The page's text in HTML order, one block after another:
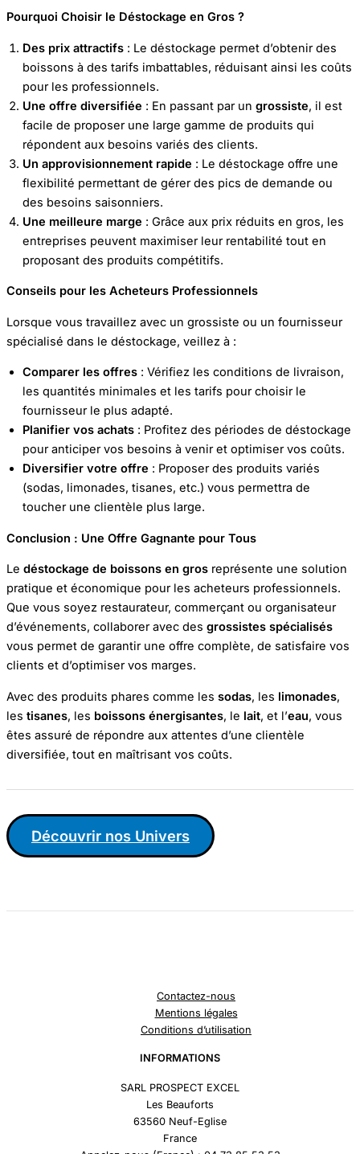
Pourquoi Choisir le Déstockage en Gros ?
Des prix attractifs : Le déstockage permet d’obtenir des
boissons à des tarifs imbattables, réduisant ainsi les coûts
pour les professionnels.
Une offre diversifiée : En passant par un grossiste, il est
facile de proposer une large gamme de produits qui
répondent aux besoins variés des clients.
Un approvisionnement rapide : Le déstockage offre une
flexibilité permettant de gérer des pics de demande ou
des besoins saisonniers.
Une meilleure marge : Grâce aux prix réduits en gros, les
entreprises peuvent maximiser leur rentabilité tout en
proposant des produits compétitifs.
Conseils pour les Acheteurs Professionnels
Lorsque vous travaillez avec un grossiste ou un fournisseur
spécialisé dans le déstockage, veillez à :
Comparer les offres : Vérifiez les conditions de livraison,
les quantités minimales et les tarifs pour choisir le
fournisseur le plus adapté.
Planifier vos achats : Profitez des périodes de déstockage
pour anticiper vos besoins à venir et optimiser vos coûts.
Diversifier votre offre : Proposer des produits variés
(sodas, limonades, tisanes, etc.) vous permettra de
toucher une clientèle plus large.
Conclusion : Une Offre Gagnante pour Tous
Le déstockage de boissons en gros représente une solution
pratique et économique pour les acheteurs professionnels.
Que vous soyez restaurateur, commerçant ou organisateur
d’événements, collaborer avec des grossistes spécialisés
vous permet de garantir une offre complète, de satisfaire vos
clients et d’optimiser vos marges.
Avec des produits phares comme les sodas, les limonades,
les tisanes, les boissons énergisantes, le lait, et l’eau, vous
êtes assuré de répondre aux attentes d’une clientèle
diversifiée, tout en maîtrisant vos coûts.
Découvrir nos Univers
Contactez-nous
Mentions légales
Conditions d’utilisation
INFORMATIONS
SARL PROSPECT EXCEL
Les Beauforts
63560 Neuf-Eglise
France